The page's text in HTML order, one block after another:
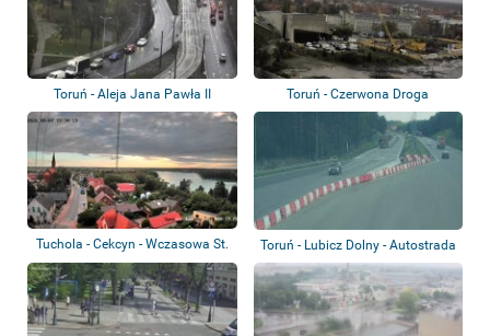
Toruń - Aleja Jana Pawła II Toruń - Czerwona Droga
Tuchola - Cekcyn - Wczasowa St.
Toruń - Lubicz Dolny - Autostrada
A1 - P...